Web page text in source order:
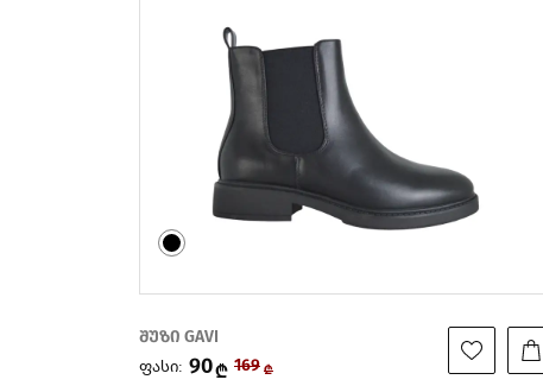
შუზი GAVI
ფასი: 90₾ 169 ₾